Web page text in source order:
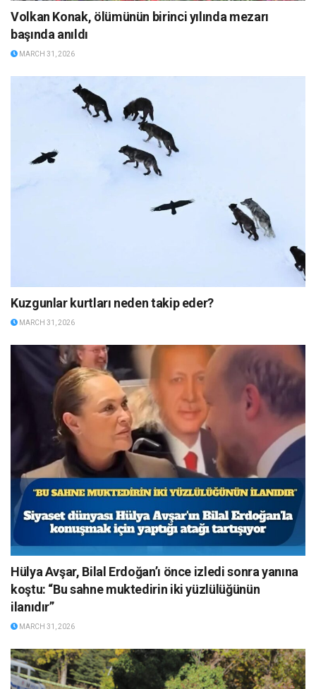
Volkan Konak, ölümünün birinci yılında mezarı
başında anıldı
MARCH 31, 2026
Kuzgunlar kurtları neden takip eder?
MARCH 31, 2026
Hülya Avşar, Bilal Erdoğan’ı önce izledi sonra yanına
koştu: “Bu sahne muktedirin iki yüzlülüğünün
ilanıdır”
MARCH 31, 2026